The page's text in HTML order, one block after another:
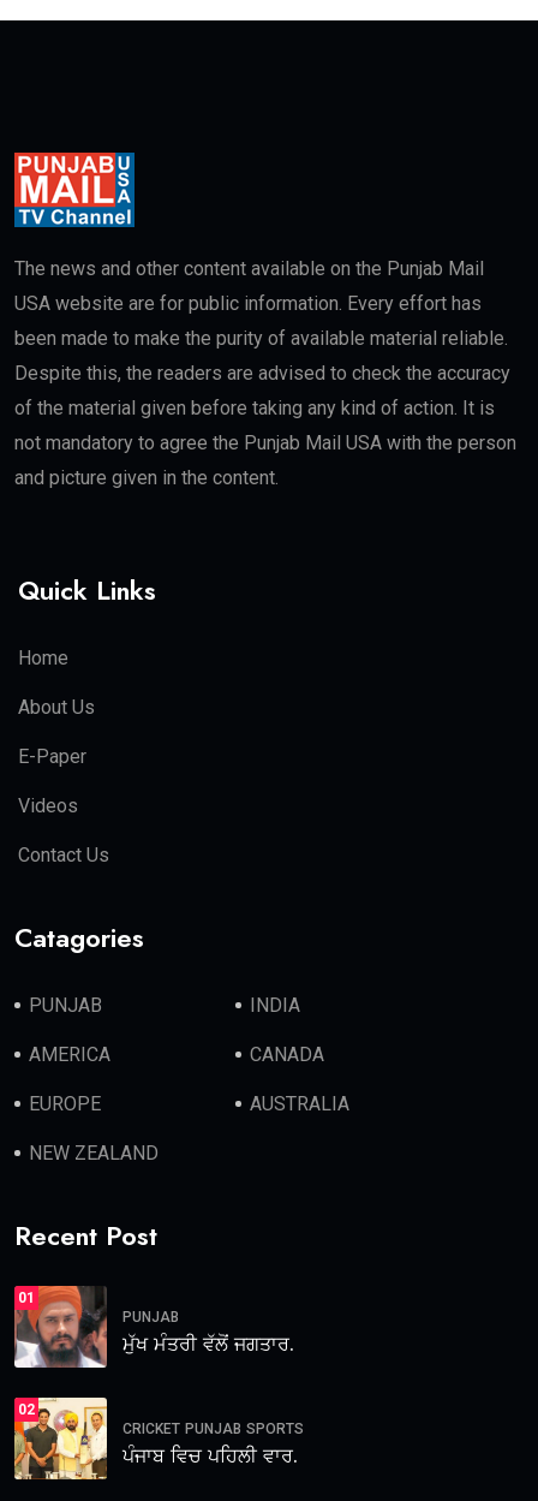
The news and other content available on the Punjab Mail
USA website are for public information. Every effort has
been made to make the purity of available material reliable.
Despite this, the readers are advised to check the accuracy
of the material given before taking any kind of action. It is
not mandatory to agree the Punjab Mail USA with the person
and picture given in the content.
Quick Links
Home
About Us
E-Paper
Videos
Contact Us
Catagories
PUNJAB INDIA
AMERICA CANADA
EUROPE AUSTRALIA
NEW ZEALAND
Recent Post
01
PUNJAB
ਮੁੱਖ ਮੰਤਰੀ ਵੱਲੋਂ ਜਗਤਾਰ.
02
CRICKET PUNJAB SPORTS
ਪੰਜਾਬ ਵਿਚ ਪਹਿਲੀ ਵਾਰ.